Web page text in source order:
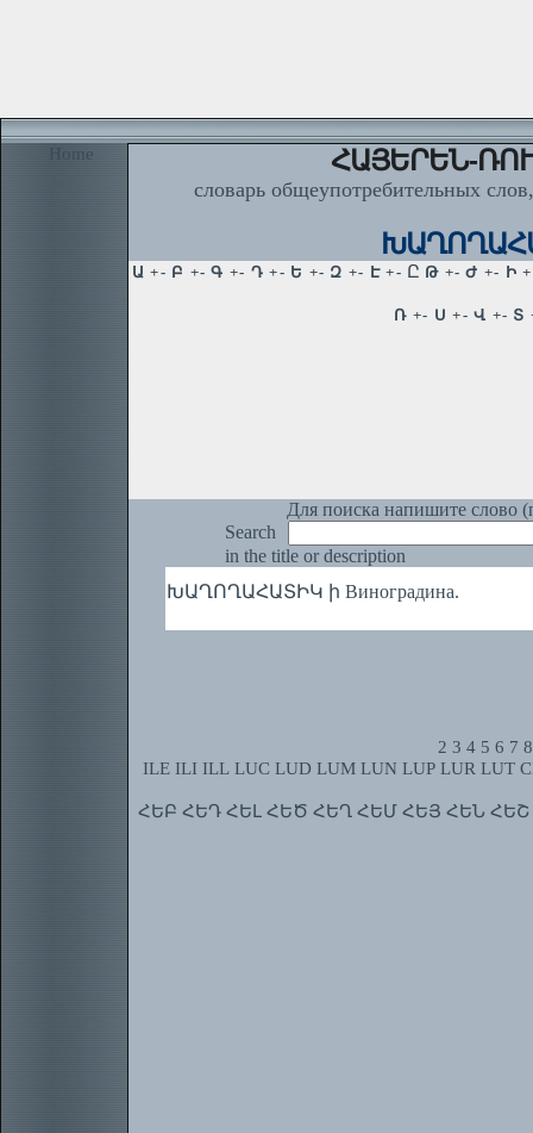
Home ՀԱՅԵՐԵՆ-
словарь общеупотребительных
Для поиска напишите слово
Search
in the title or description
ԽԱՂՈՂԱՀԱՏԻԿ ի Виноградина.
2 3 4 5 6 7 8
ILE ILI ILL LUC LUD LUM LUN LUP LUR LUT
ՀԵԲ ՀԵԴ ՀԵԼ ՀԵԾ ՀԵՂ ՀԵՄ ՀԵՅ ՀԵՆ ՀԵՇ